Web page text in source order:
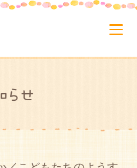
らせ